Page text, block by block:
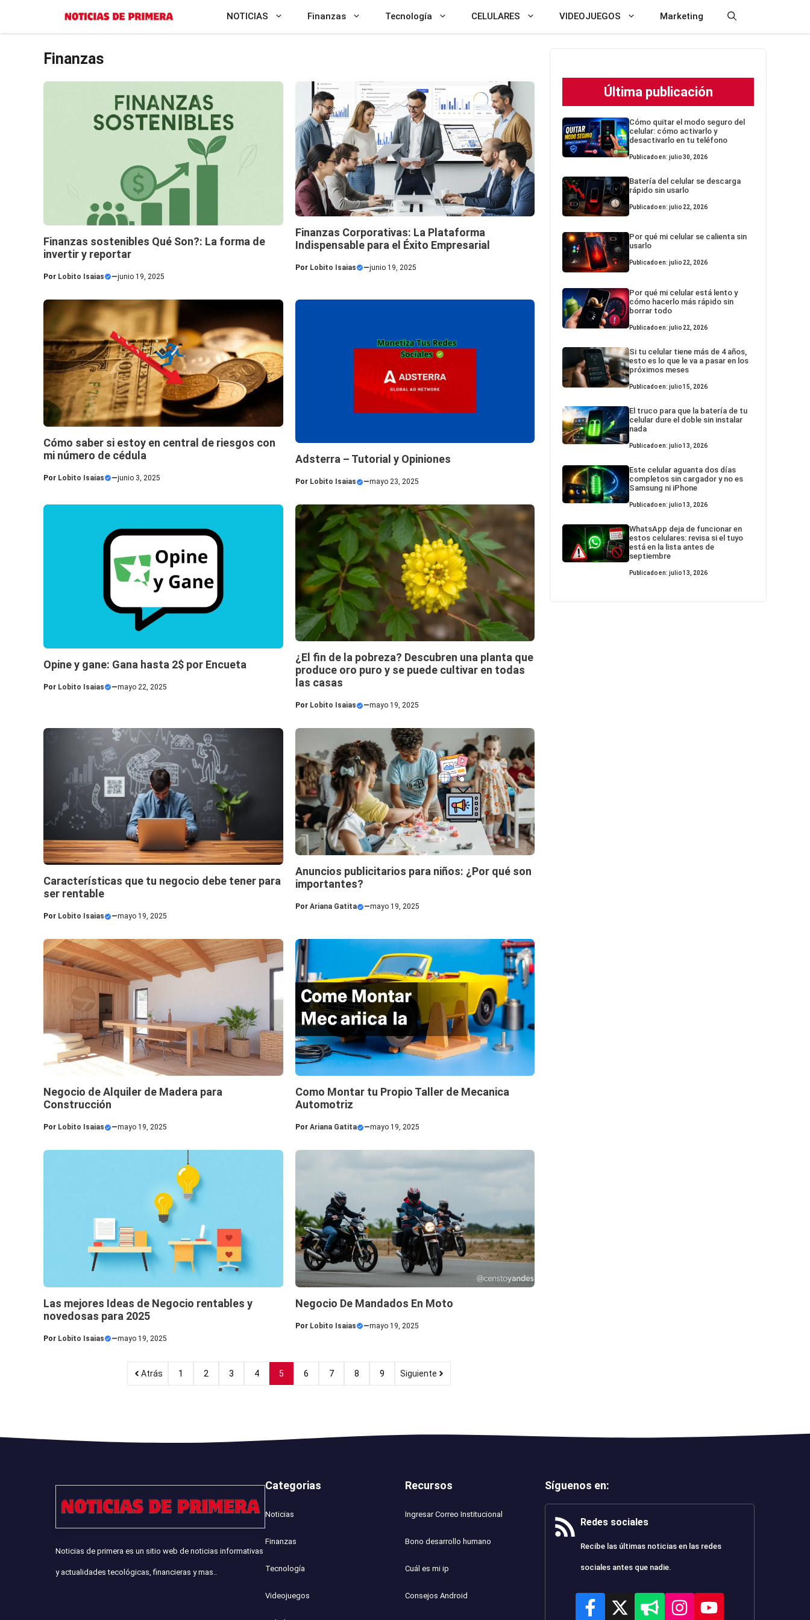
al
contenido
NOTICIAS Finanzas Tecnología CELULARES VIDEOJUEGOS Marketing
Finanzas
Finanzas sostenibles Qué Son?: La forma de
invertir y reportar
Por Lobito Isaias —junio 19, 2025
Finanzas Corporativas: La Plataforma
Indispensable para el Éxito Empresarial
Por Lobito Isaias —junio 19, 2025
Cómo saber si estoy en central de riesgos con
mi número de cédula
Por Lobito Isaias —junio 3, 2025
Adsterra – Tutorial y Opiniones
Por Lobito Isaias —mayo 23, 2025
Opine y gane: Gana hasta 2$ por Encueta
Por Lobito Isaias —mayo 22, 2025
¿El fin de la pobreza? Descubren una planta que
produce oro puro y se puede cultivar en todas
las casas
Por Lobito Isaias —mayo 19, 2025
Características que tu negocio debe tener para
ser rentable
Por Lobito Isaias —mayo 19, 2025
Anuncios publicitarios para niños: ¿Por qué son
importantes?
Por Ariana Gatita —mayo 19, 2025
Negocio de Alquiler de Madera para
Construcción
Por Lobito Isaias —mayo 19, 2025
Como Montar tu Propio Taller de Mecanica
Automotriz
Por Ariana Gatita —mayo 19, 2025
Las mejores Ideas de Negocio rentables y
novedosas para 2025
Por Lobito Isaias —mayo 19, 2025
Negocio De Mandados En Moto
Por Lobito Isaias —mayo 19, 2025
Atrás 1 2 3 4 5 6 7 8 9 Siguiente
Última publicación
Cómo quitar el modo seguro del
celular: cómo activarlo y
desactivarlo en tu teléfono
Publicado en: julio 30, 2026
Batería del celular se descarga
rápido sin usarlo
Publicado en: julio 22, 2026
Por qué mi celular se calienta sin
usarlo
Publicado en: julio 22, 2026
Por qué mi celular está lento y
cómo hacerlo más rápido sin
borrar todo
Publicado en: julio 22, 2026
Si tu celular tiene más de 4 años,
esto es lo que le va a pasar en los
próximos meses
Publicado en: julio 15, 2026
El truco para que la batería de tu
celular dure el doble sin instalar
nada
Publicado en: julio 13, 2026
Este celular aguanta dos días
completos sin cargador y no es
Samsung ni iPhone
Publicado en: julio 13, 2026
WhatsApp deja de funcionar en
estos celulares: revisa si el tuyo
está en la lista antes de
septiembre
Publicado en: julio 13, 2026
Noticias de primera es un sitio web de noticias informativas
y actualidades tecológicas, financieras y mas..
Categorias
Noticias
Finanzas
Tecnología
Videojuegos
Recursos
Ingresar Correo Institucional
Bono desarrollo humano
Cuál es mi ip
Consejos Android
Síguenos en:
Redes sociales
Recibe las últimas noticias en las redes
sociales antes que nadie.